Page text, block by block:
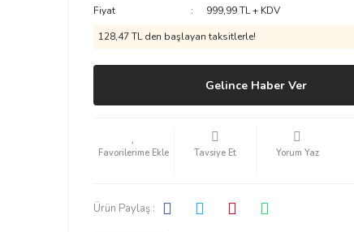
Fiyat
999,99 TL + KDV
128,47 TL den başlayan taksitlerle!
Gelince Haber Ver
Tavsiye Et Yorum Yaz
Ürün Paylaş :